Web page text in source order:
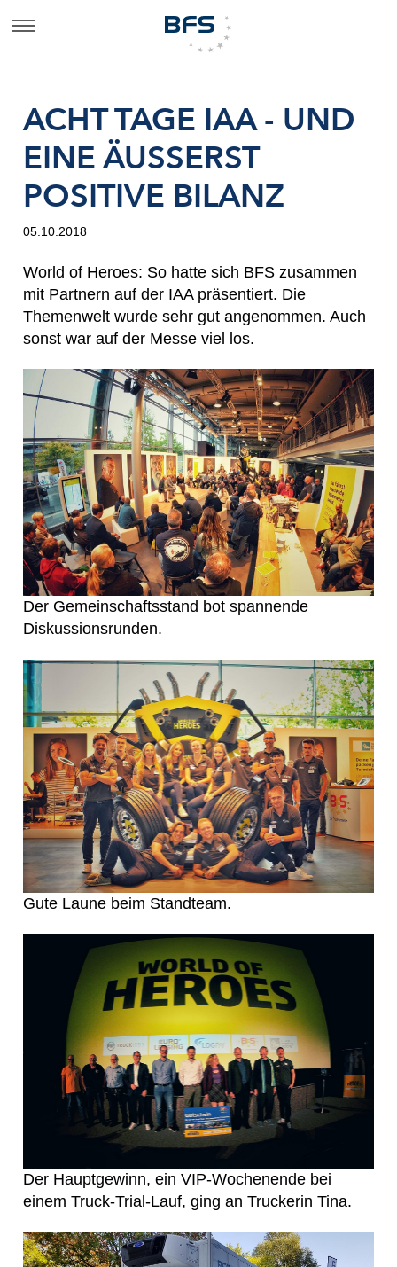
ACHT TAGE IAA - UND
EINE ÄUSSERST P
OSITIVE BILANZ
05.10.2018
World of Heroes: So hatte sich BFS zusammen
mit Partnern auf der IAA präsentiert. Die
Themenwelt wurde sehr gut angenommen. Auch
sonst war auf der Messe viel los.
Der Gemeinschaftsstand bot spannende
Diskussionsrunden.
Gute Laune beim Standteam.
Der Hauptgewinn, ein VIP-Wochenende bei
einem Truck-Trial-Lauf, ging an Truckerin Tina.